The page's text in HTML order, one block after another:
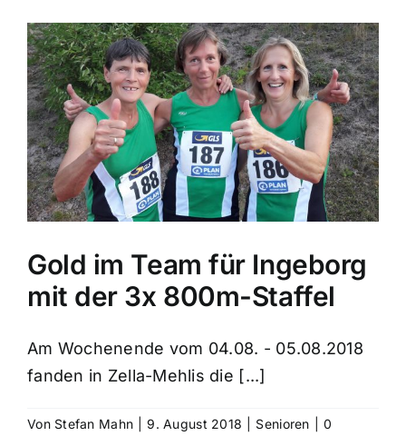
Gold im Team für Ingeborg
mit der 3x 800m-Staffel
Am Wochenende vom 04.08. - 05.08.2018
fanden in Zella-Mehlis die [...]
Von Stefan Mahn 9. August 2018 Senioren
0